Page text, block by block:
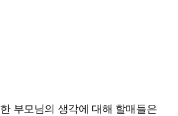
부모님의 생각에 대해 할매들은